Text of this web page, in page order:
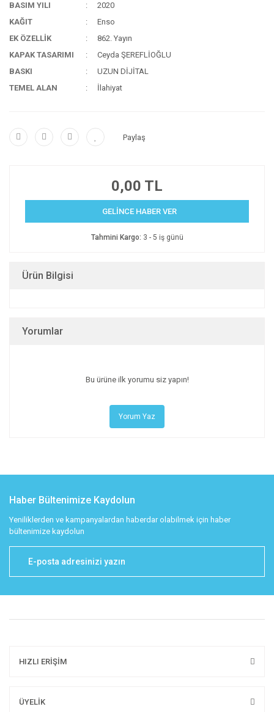
BASIM YILI
2020
KAĞIT
Enso
EK ÖZELLİK
862. Yayın
KAPAK TASARIMI
Ceyda ŞEREFLİOĞLU
BASKI
UZUN DİJİTAL
TEMEL ALAN
İlahiyat
Paylaş
0,00 TL
GELİNCE HABER VER
Tahmini Kargo: 3 - 5 iş günü
Ürün Bilgisi
Yorumlar
Bu ürüne ilk yorumu siz yapın!
Yorum Yaz
Haber Bültenimize Kaydolun
Yeniliklerden ve kampanyalardan haberdar olabilmek için haber
bültenimize kaydolun
HIZLI ERİŞİM
ÜYELİK